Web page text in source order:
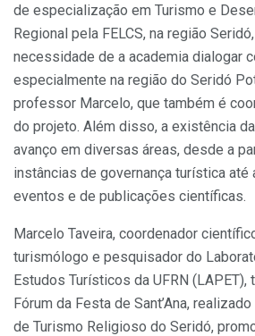
de especialização em Turismo e
Regional pela FELCS, na região
necessidade de a academia dialogar
especialmente na região do Seridó
professor Marcelo, que também é
do projeto. Além disso, a existência
avanço em diversas áreas, desde a
instâncias de governança turística até
eventos e de publicações científicas.
Marcelo Taveira, coordenador
turismólogo e pesquisador do
Estudos Turísticos da UFRN (LAPET),
Fórum da Festa de Sant’Ana,
de Turismo Religioso do Seridó,